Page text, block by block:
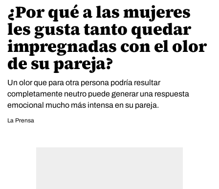
¿Por qué a las mujeres
les gusta tanto quedar
impregnadas con el olor
de su pareja?
Un olor que para otra persona podría resultar
completamente neutro puede generar una respuesta
emocional mucho más intensa en su pareja.
La Prensa